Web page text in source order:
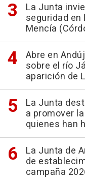
La Junta
seguridad en
Mencía
Abre en
sobre el río
aparición de
La Junta
a promover
quienes han
La Junta de
de
campaña